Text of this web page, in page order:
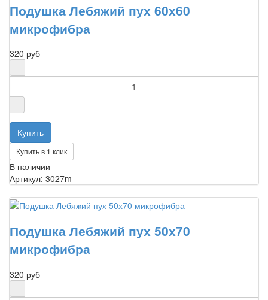
Подушка Лебяжий пух 60х60
микрофибра
320 руб
Купить в 1 клик
В наличии
Артикул: 3027m
Подушка Лебяжий пух 50х70
микрофибра
320 руб